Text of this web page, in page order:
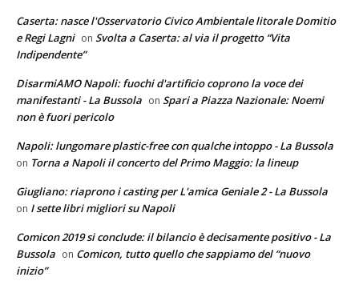
Caserta: nasce l'Osservatorio Civico Ambientale litorale Domitio
e Regi Lagni on Svolta a Caserta: al via il progetto “Vita
Indipendente”
DisarmiAMO Napoli: fuochi d'artificio coprono la voce dei
manifestanti - La Bussola on Spari a Piazza Nazionale: Noemi
non è fuori pericolo
Napoli: lungomare plastic-free con qualche intoppo - La Bussola
on Torna a Napoli il concerto del Primo Maggio: la lineup
Giugliano: riaprono i casting per L'amica Geniale 2 - La Bussola
on I sette libri migliori su Napoli
Comicon 2019 si conclude: il bilancio è decisamente positivo - La
Bussola on Comicon, tutto quello che sappiamo del “nuovo
inizio”